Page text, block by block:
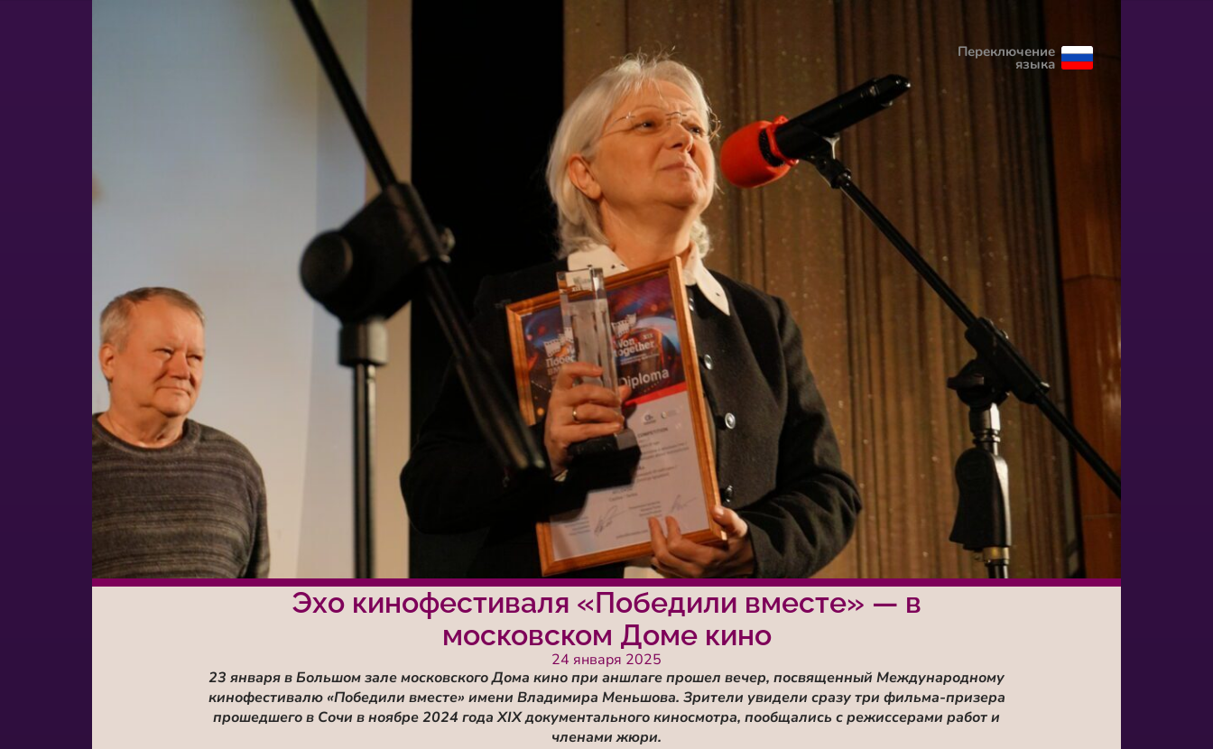
Эхо кинофестиваля «Победили вместе» — в
московском Доме кино
24 января 2025
23 января в Большом зале московского Дома кино при аншлаге прошел вечер, посвященный Международному
кинофестивалю «Победили вместе» имени Владимира Меньшова. Зрители увидели сразу три фильма-призера
прошедшего в Сочи в ноябре 2024 годаXIX документального киносмотра, пообщались с режиссерами работ и
членами жюри.
Переключение
языка